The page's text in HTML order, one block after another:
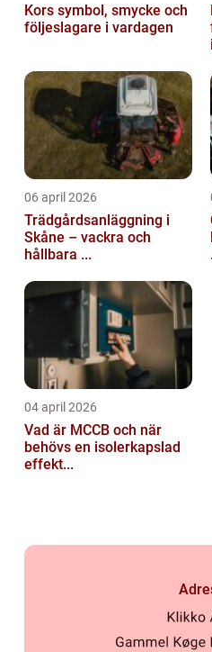
Kors symbol, smycke och
följeslagare i vardagen
06 april 2026
Trädgårdsanläggning i
Skåne – vackra och
hållbara ...
04 april 2026
Vad är MCCB och när
behövs en isolerkapslad
effekt...